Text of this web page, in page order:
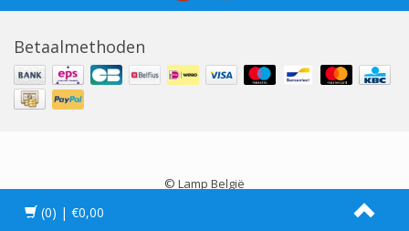
Betaalmethoden
© Lamp België
(0) | €0,00